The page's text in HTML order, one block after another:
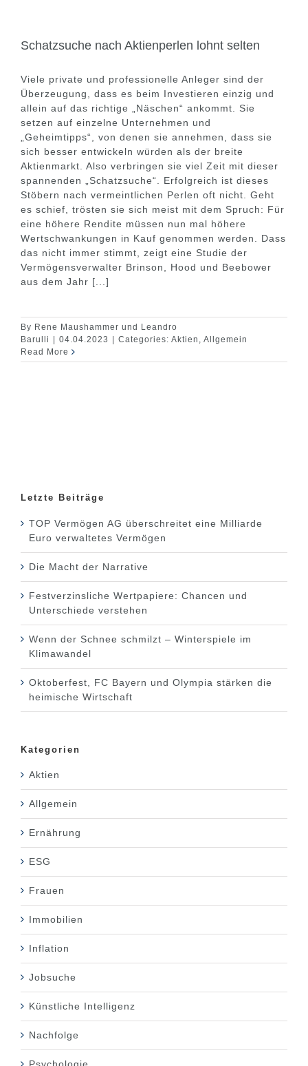
Schatzsuche nach Aktienperlen lohnt selten
Viele private und professionelle Anleger sind der
Überzeugung, dass es beim Investieren einzig und
allein auf das richtige „Näschen“ ankommt. Sie
setzen auf einzelne Unternehmen und
„Geheimtipps“, von denen sie annehmen, dass sie
sich besser entwickeln würden als der breite
Aktienmarkt. Also verbringen sie viel Zeit mit dieser
spannenden „Schatzsuche“. Erfolgreich ist dieses
Stöbern nach vermeintlichen Perlen oft nicht. Geht
es schief, trösten sie sich meist mit dem Spruch: Für
eine höhere Rendite müssen nun mal höhere
Wertschwankungen in Kauf genommen werden. Dass
das nicht immer stimmt, zeigt eine Studie der
Vermögensverwalter Brinson, Hood und Beebower
aus dem Jahr [...]
By Rene Maushammer und Leandro
Barulli
04.04.2023 Categories: Aktien , Allgemein
Read More
Letzte Beiträge
TOP Vermögen AG überschreitet eine Milliarde
Euro verwaltetes Vermögen
Die Macht der Narrative
Festverzinsliche Wertpapiere: Chancen und
Unterschiede verstehen
Wenn der Schnee schmilzt – Winterspiele im
Klimawandel
Oktoberfest, FC Bayern und Olympia stärken die
heimische Wirtschaft
Kategorien
Aktien
Allgemein
Ernährung
ESG
Frauen
Immobilien
Inflation
Jobsuche
Künstliche Intelligenz
Nachfolge